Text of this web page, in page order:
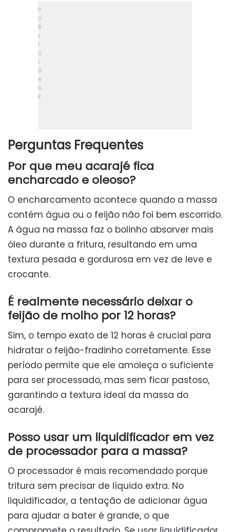
Perguntas Frequentes
Por que meu acarajé fica
encharcado e oleoso?
O encharcamento acontece quando a massa
contém água ou o feijão não foi bem escorrido.
A água na massa faz o bolinho absorver mais
óleo durante a fritura, resultando em uma
textura pesada e gordurosa em vez de leve e
crocante.
É realmente necessário deixar o
feijão de molho por 12 horas?
Sim, o tempo exato de 12 horas é crucial para
hidratar o feijão-fradinho corretamente. Esse
período permite que ele amoleça o suficiente
para ser processado, mas sem ficar pastoso,
garantindo a textura ideal da massa do
acarajé.
Posso usar um liquidificador em vez
de processador para a massa?
O processador é mais recomendado porque
tritura sem precisar de líquido extra. No
liquidificador, a tentação de adicionar água
para ajudar a bater é grande, o que